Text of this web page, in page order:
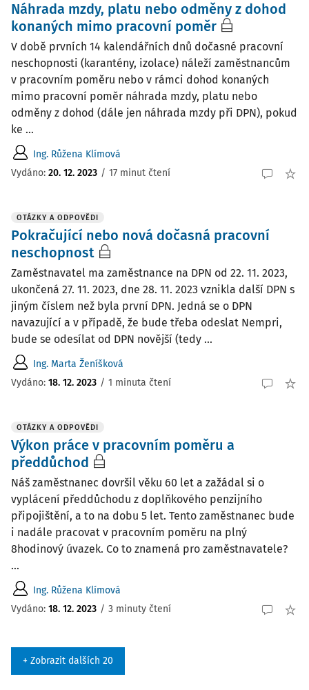
Náhrada mzdy, platu nebo odměny z dohod
konaných mimo pracovní poměr
V době prvních 14 kalendářních dnů dočasné pracovní
neschopnosti (karantény, izolace) náleží zaměstnancům
v pracovním poměru nebo v rámci dohod konaných
mimo pracovní poměr náhrada mzdy, platu nebo
odměny z dohod (dále jen náhrada mzdy při DPN), pokud
ke ...
Ing. Růžena Klímová
Vydáno: 20. 12. 2023 / 17 minut čtení
OTÁZKY A ODPOVĚDI
Pokračující nebo nová dočasná pracovní
neschopnost
Zaměstnavatel ma zaměstnance na DPN od 22. 11. 2023,
ukončená 27. 11. 2023, dne 28. 11. 2023 vznikla další DPN s
jiným číslem než byla první DPN. Jedná se o DPN
navazující a v případě, že bude třeba odeslat Nempri,
bude se odesílat od DPN novější (tedy ...
Ing. Marta Ženíšková
Vydáno: 18. 12. 2023 / 1 minuta čtení
OTÁZKY A ODPOVĚDI
Výkon práce v pracovním poměru a
předdůchod
Náš zaměstnanec dovršil věku 60 let a zažádal si o
vyplácení předdůchodu z doplňkového penzijního
připojištění, a to na dobu 5 let. Tento zaměstnanec bude
i nadále pracovat v pracovním poměru na plný
8hodinový úvazek. Co to znamená pro zaměstnavatele?
...
Ing. Růžena Klímová
Vydáno: 18. 12. 2023 / 3 minuty čtení
+ Zobrazit dalších 20